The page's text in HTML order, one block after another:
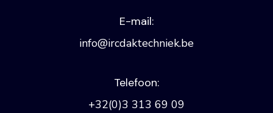
E-mail:
info@ircdaktechniek.be
Telefoon:
+32(0)3 313 69 09